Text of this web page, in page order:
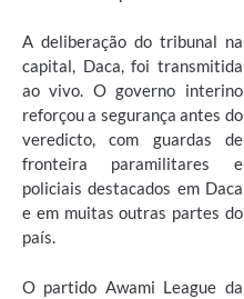
A deliberação do tribunal na
capital, Daca, foi transmitida
ao vivo. O governo interino
reforçou a segurança antes do
veredicto, com guardas de
fronteira paramilitares e
policiais destacados em Daca
e em muitas outras partes do
país.
O partido Awami League da